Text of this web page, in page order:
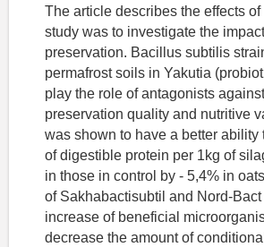
The article describes the effects
study was to investigate the
preservation. Bacillus subtilis
permafrost soils in Yakutia
play the role of antagonists
preservation quality and nutritive
was shown to have a better
of digestible protein per 1kg of
in those in control by - 5,4% in
of Sakhabactisubtil and Nord-
increase of beneficial
decrease the amount of